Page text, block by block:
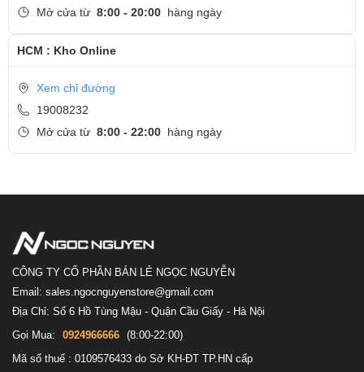
Mở cửa từ 8:00 - 20:00 hàng ngày
HCM : Kho Online
Xem chỉ đường
19008232
Mở cửa từ 8:00 - 22:00 hàng ngày
CÔNG TY CỔ PHẦN BÁN LẺ NGỌC NGUYỄN
Email: sales.ngocnguyenstore@gmail.com
Địa Chỉ: Số 6 Hồ Tùng Mậu - Quận Cầu Giấy - Hà Nội
Gọi Mua:
0924966666 (8:00-22:00)
Mã số thuế : 0109576433 do Sở KH-ĐT TP.HN cấp